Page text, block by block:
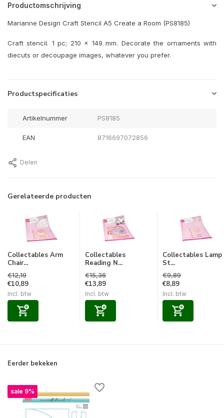
Productomschrijving
Marianne Design Craft Stencil A5 Create a Room (PS8185)
Craft stencil. 1 pc; 210 x 149 mm. Decorate the ornaments with
diecuts or decoupage images, whatever you prefer.
Productspecificaties
Artikelnummer PS8185
EAN 8716697072856
Delen
Gerelateerde producten
Collectables Arm
Chair...
€12,19
€10,89
Incl. btw
Collectables
Reading N...
€15,36
€13,89
Incl. btw
Collectables Lamp
St...
€9,89
€8,89
Incl. btw
Eerder bekeken
sale 9%